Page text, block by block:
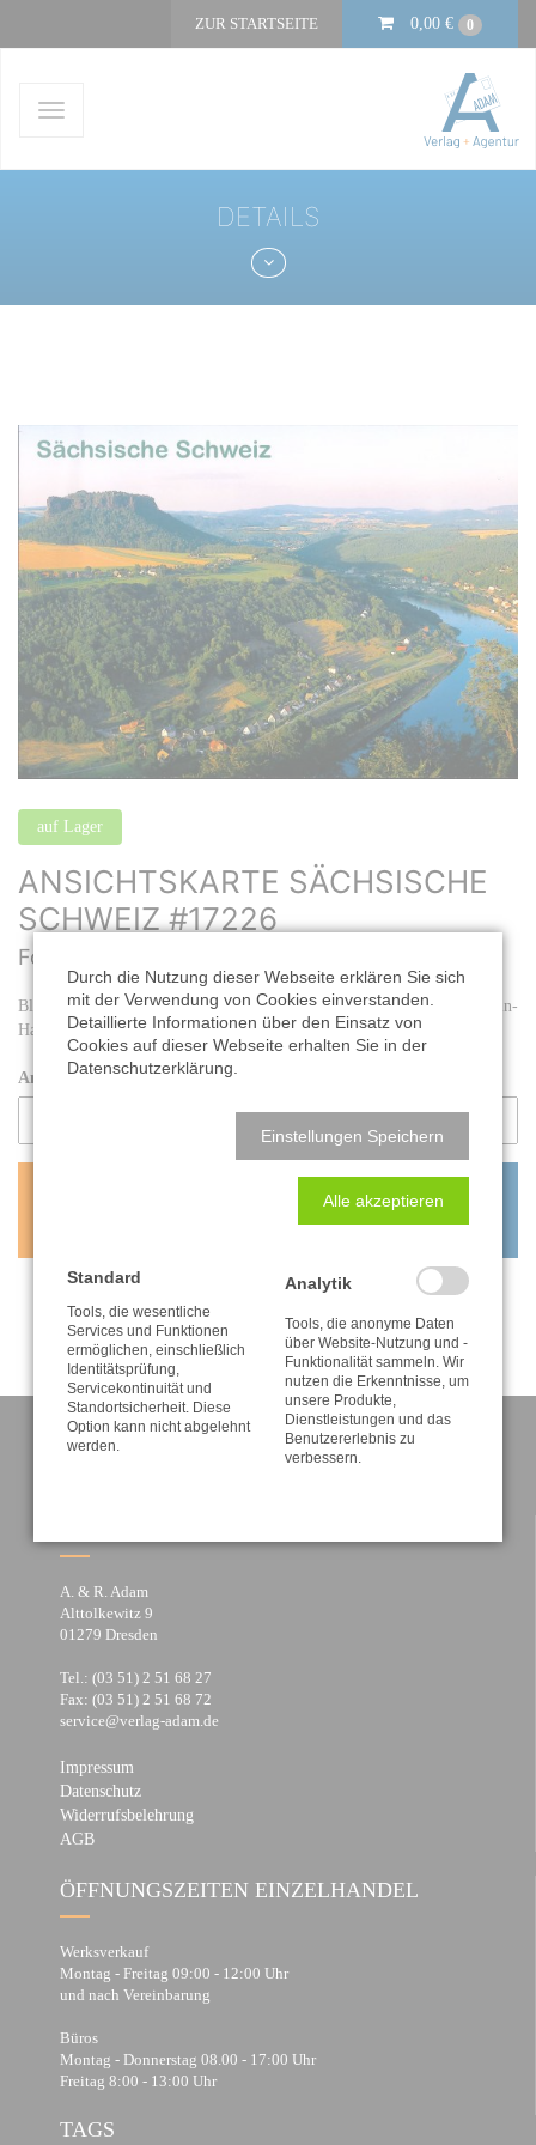
0,00 € 0
ZUR STARTSEITE
Navigation
DETAILS
auf Lager
ANSICHTSKARTE SÄCHSISCHE
SCHWEIZ #17226
Format: 14,8 x 10,5 cm |
Blick von der Festung Königstein auf Stadt Königstein, Elbe, Königstein-
Halbestadt und Lilienstein
Anzahl:
A. & R. Adam
Alttolkewitz 9
01279 Dresden
Tel.: (03 51) 2 51 68 27
Fax: (03 51) 2 51 68 72
service@verlag-adam.de
Impressum
Datenschutz
Widerrufsbelehrung
AGB
ÖFFNUNGSZEITEN EINZELHANDEL
Werksverkauf
Montag - Freitag 09:00 - 12:00 Uhr
und nach Vereinbarung
Büros
Montag - Donnerstag 08.00 - 17:00 Uhr
Freitag 8:00 - 13:00 Uhr
TAGS
Durch die Nutzung dieser Webseite erklären Sie sich
mit der Verwendung von Cookies einverstanden.
Detaillierte Informationen über den Einsatz von
Cookies auf dieser Webseite erhalten Sie in der
Datenschutzerklärung.
Einstellungen Speichern
Alle akzeptieren
Standard
Tools, die wesentliche
Services und Funktionen
ermöglichen, einschließlich
Identitätsprüfung,
Servicekontinuität und
Standortsicherheit. Diese
Option kann nicht abgelehnt
werden.
Analytik
Tools, die anonyme Daten
über Website-Nutzung und -
Funktionalität sammeln. Wir
nutzen die Erkenntnisse, um
unsere Produkte,
Dienstleistungen und das
Benutzererlebnis zu
verbessern.